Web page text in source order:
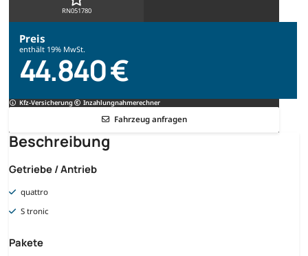
RN051780
Preis
enthält 19% MwSt.
44.840 €
Kfz-Versicherung Inzahlungnahmerechner
Fahrzeug anfragen
Beschreibung
Getriebe / Antrieb
quattro
S tronic
Pakete